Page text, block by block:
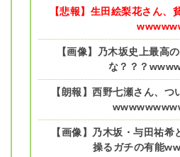
【悲報】生田絵梨花さん
【画像】乃木坂史上最高
な？？？
【朗報】西野七瀬さん、
【画像】乃木坂・与田祐
操るガチの有能